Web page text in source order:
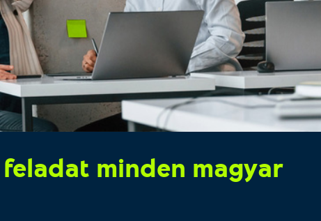
minden magyar